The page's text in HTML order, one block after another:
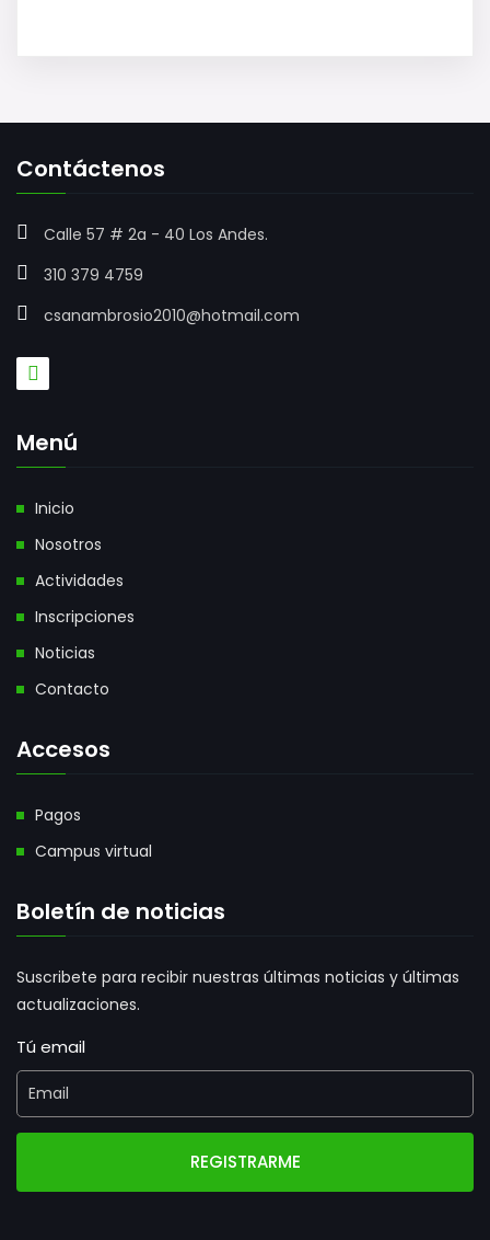
Contáctenos
Calle 57 # 2a - 40 Los Andes.
310 379 4759
csanambrosio2010@hotmail.com
Menú
Inicio
Nosotros
Actividades
Inscripciones
Noticias
Contacto
Accesos
Pagos
Campus virtual
Boletín de noticias
Suscribete para recibir nuestras últimas noticias y últimas
actualizaciones.
Tú email
REGISTRARME